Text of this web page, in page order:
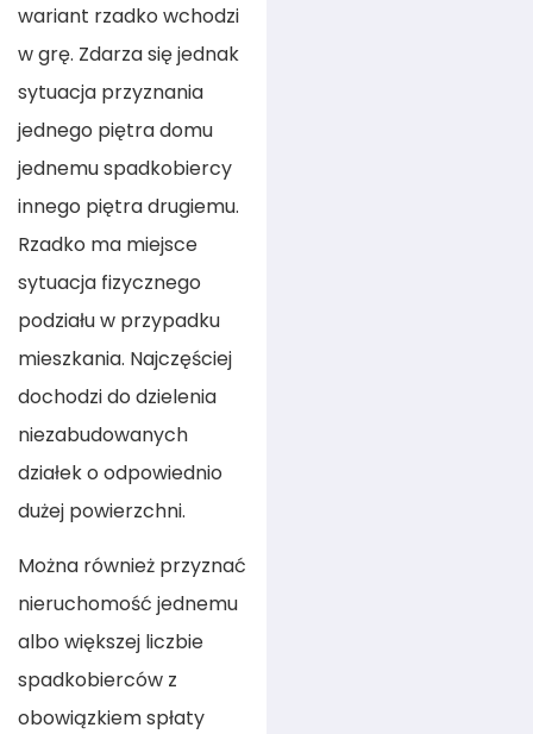
wariant rzadko wchodzi
w grę. Zdarza się jednak
sytuacja przyznania
jednego piętra domu
jednemu spadkobiercy
innego piętra drugiemu.
Rzadko ma miejsce
sytuacja fizycznego
podziału w przypadku
mieszkania. Najczęściej
dochodzi do dzielenia
niezabudowanych
działek o odpowiednio
dużej powierzchni.
Można również przyznać
nieruchomość jednemu
albo większej liczbie
spadkobierców z
obowiązkiem spłaty